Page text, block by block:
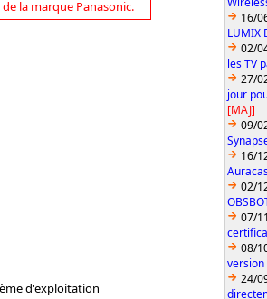
la marque Panasonic.
d'exploitation
16/
LUMIX
02/
les TV
27/
jour
[MAJ]
09/
16/
02/
07/
08/
version
24/